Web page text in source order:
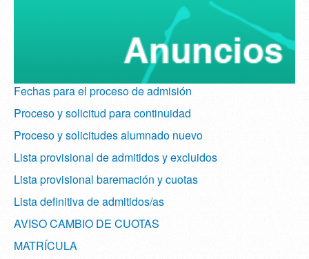
Fechas para el proceso de admisión
Proceso y solicitud para continuidad
Proceso y solicitudes alumnado nuevo
Lista provisional de admitidos y excluidos
Lista provisional baremación y cuotas
Lista definitiva de admitidos/as
AVISO CAMBIO DE CUOTAS
MATRÍCULA